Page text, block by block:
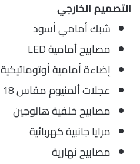
التصميم الخارجي
شبك أمامي أسود
مصابيح أمامية LED
إضاءة أمامية أوتوماتيكية
عجلات ألمنيوم مقاس 18 بوصة
مصابيح خلفية هالوجين
مرايا جانبية كهربائية
مصابيح نهارية